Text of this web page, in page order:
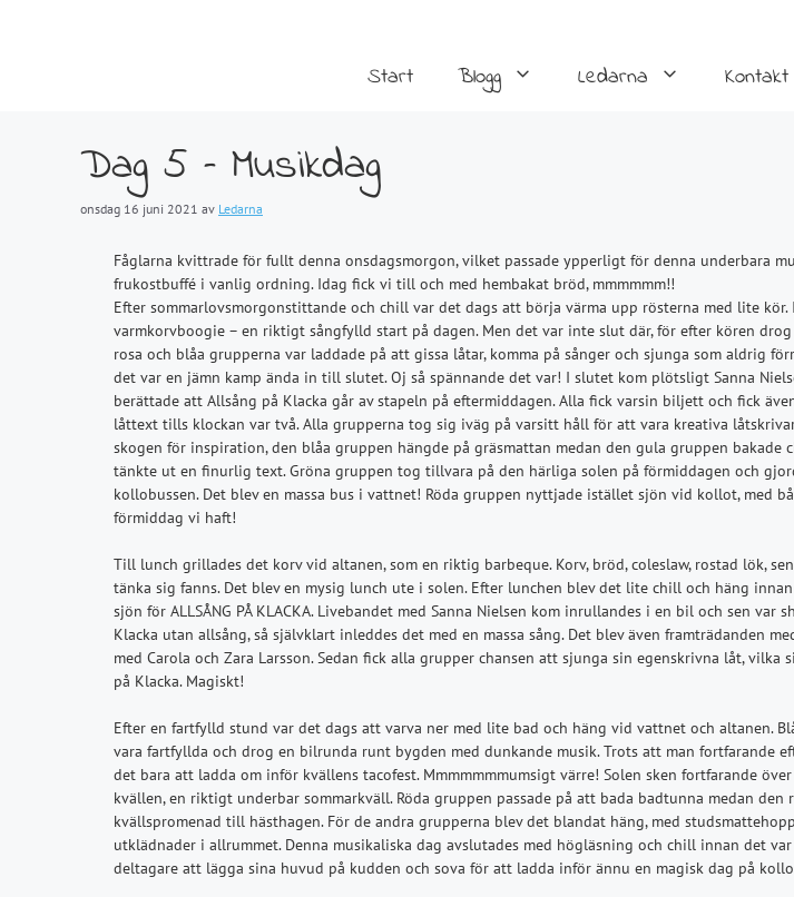
Start Blogg Ledarna
Dag 5 – Musikdag
onsdag 16 juni 2021 av Ledarna
Fåglarna kvittrade för fullt denna onsdagsmorgon, vilket passade ypperligt för denna underbara
frukostbuffé i vanlig ordning. Idag fick vi till och med hembakat bröd, mmmmmm!!
Efter sommarlovsmorgonstittande och chill var det dags att börja värma upp rösterna med lite kör.
varmkorvboogie – en riktigt sångfylld start på dagen. Men det var inte slut där, för efter kören drog
rosa och blåa grupperna var laddade på att gissa låtar, komma på sånger och sjunga som aldrig
det var en jämn kamp ända in till slutet. Oj så spännande det var! I slutet kom plötsligt Sanna
berättade att Allsång på Klacka går av stapeln på eftermiddagen. Alla fick varsin biljett och fick
låttext tills klockan var två. Alla grupperna tog sig iväg på varsitt håll för att vara kreativa
skogen för inspiration, den blåa gruppen hängde på gräsmattan medan den gula gruppen bakade
tänkte ut en finurlig text. Gröna gruppen tog tillvara på den härliga solen på förmiddagen och
kollobussen. Det blev en massa bus i vattnet! Röda gruppen nyttjade istället sjön vid kollot, med
förmiddag vi haft!
Till lunch grillades det korv vid altanen, som en riktig barbeque. Korv, bröd, coleslaw, rostad lök,
tänka sig fanns. Det blev en mysig lunch ute i solen. Efter lunchen blev det lite chill och häng
sjön för ALLSÅNG PÅ KLACKA. Livebandet med Sanna Nielsen kom inrullandes i en bil och sen var
Klacka utan allsång, så självklart inleddes det med en massa sång. Det blev även framträdanden
med Carola och Zara Larsson. Sedan fick alla grupper chansen att sjunga sin egenskrivna låt,
på Klacka. Magiskt!
Efter en fartfylld stund var det dags att varva ner med lite bad och häng vid vattnet och altanen.
vara fartfyllda och drog en bilrunda runt bygden med dunkande musik. Trots att man fortfarande
det bara att ladda om inför kvällens tacofest. Mmmmmmmumsigt värre! Solen sken fortfarande
kvällen, en riktigt underbar sommarkväll. Röda gruppen passade på att bada badtunna medan den
kvällspromenad till hästhagen. För de andra grupperna blev det blandat häng, med
utklädnader i allrummet. Denna musikaliska dag avslutades med högläsning och chill innan det
deltagare att lägga sina huvud på kudden och sova för att ladda inför ännu en magisk dag på